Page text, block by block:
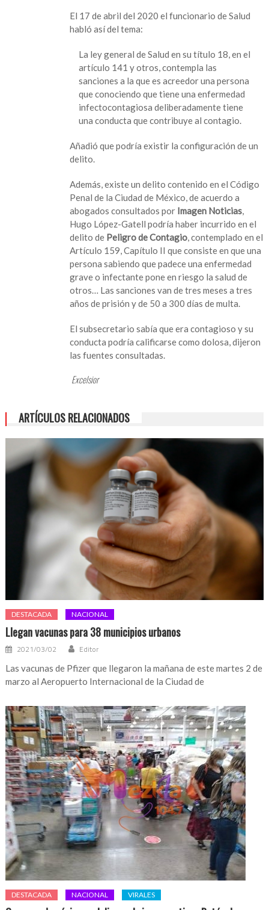
El 17 de abril del 2020 el funcionario de Salud
habló así del tema:
La ley general de Salud en su título 18, en el
artículo 141 y otros, contempla las
sanciones a la que es acreedor una persona
que conociendo que tiene una enfermedad
infectocontagiosa deliberadamente tiene
una conducta que contribuye al contagio.
Añadió que podría existir la configuración de un
delito.
Además, existe un delito contenido en el Código
Penal de la Ciudad de México, de acuerdo a
abogados consultados por Imagen Noticias,
Hugo López-Gatell podría haber incurrido en el
delito de Peligro de Contagio, contemplado en el
Artículo 159, Capítulo II que consiste en que una
persona sabiendo que padece una enfermedad
grave o infectante pone en riesgo la salud de
otros… Las sanciones van de tres meses a tres
años de prisión y de 50 a 300 días de multa.
El subsecretario sabía que era contagioso y su
conducta podría calificarse como dolosa, dijeron
las fuentes consultadas.
Excelsior
ARTÍCULOS RELACIONADOS
DESTACADA NACIONAL
Llegan vacunas para 38 municipios urbanos
2021/03/02 Editor
Las vacunas de Pfizer que llegaron la mañana de este martes 2 de
marzo al Aeropuerto Internacional de la Ciudad de
DESTACADA NACIONAL VIRALES